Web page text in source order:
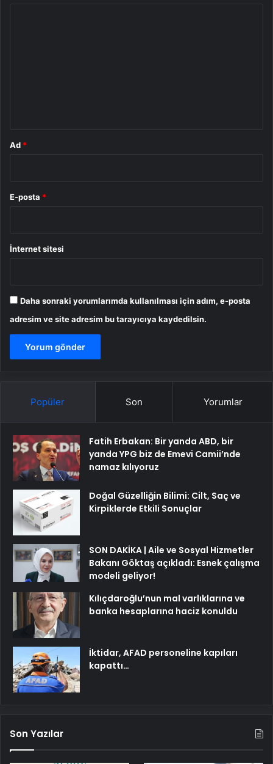
Ad *
E-posta *
İnternet sitesi
Daha sonraki yorumlarımda kullanılması için adım, e-posta
adresim ve site adresim bu tarayıcıya kaydedilsin.
Popüler Son Yorumlar
Fatih Erbakan: Bir yanda ABD, bir
yanda YPG biz de Emevi Camii’nde
namaz kılıyoruz
Doğal Güzelliğin Bilimi: Cilt, Saç ve
Kirpiklerde Etkili Sonuçlar
SON DAKİKA | Aile ve Sosyal Hizmetler
Bakanı Göktaş açıkladı: Esnek çalışma
modeli geliyor!
Kılıçdaroğlu’nun mal varlıklarına ve
banka hesaplarına haciz konuldu
İktidar, AFAD personeline kapıları
kapattı…
Son Yazılar